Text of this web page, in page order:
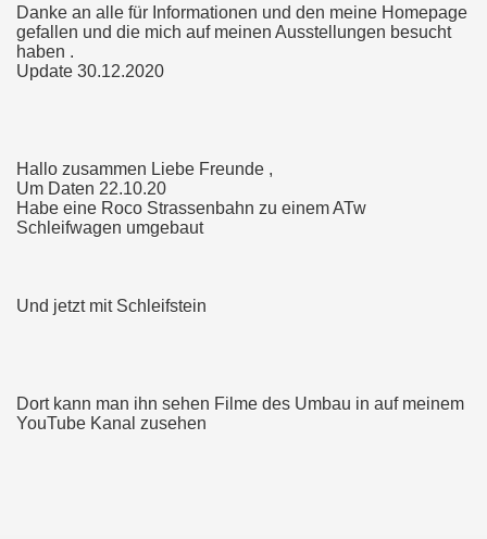
Danke an alle für Informationen und den meine Homepage
gefallen und die mich auf meinen Ausstellungen besucht
haben .
Update 30.12.2020
Hallo zusammen Liebe Freunde ,
Um Daten 22.10.20
Habe eine Roco Strassenbahn zu einem ATw
Schleifwagen umgebaut
Und jetzt mit Schleifstein
Dort kann man ihn sehen Filme des Umbau in auf meinem
YouTube Kanal zusehen